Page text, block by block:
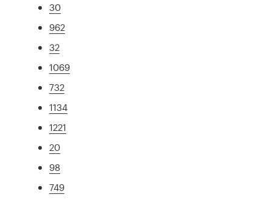
30
962
32
1069
732
1134
1221
20
98
749